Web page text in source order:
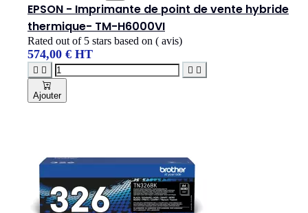
EPSON - Imprimante de point de vente hybride
thermique- TM-H6000VI
Rated out of 5 stars based on ( avis)
574,00 € HT
   
Ajouter